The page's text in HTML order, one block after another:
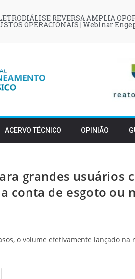
REVERSA AMPLIA
OPERACIONAIS | Webinar
ACERVO TÉCNICO OPINIÃO
grandes usuários
conta de esgoto ou
o volume efetivamente lançado